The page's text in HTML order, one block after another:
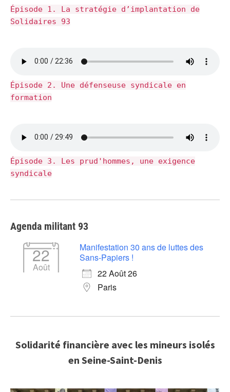
Épisode 1. La stratégie d’implantation de
Solidaires 93
Épisode 2. Une défenseuse syndicale en
formation
Épisode 3. Les prud'hommes, une exigence
syndicale
Agenda militant 93
22
Août
Manifestation 30 ans de luttes des
Sans-Papiers !
22 Août 26
Paris
Solidarité financière avec les mineurs isolés
en Seine-Saint-Denis